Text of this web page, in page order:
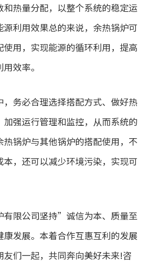
和热量分配，以整个系统的稳定运
源利用效果总的来说，余热锅炉可
使用，实现能源的循环利用，提高
效率。
，务必合理选择搭配方式、做好热
加强运行管理和监控，从而系统的
热锅炉与其他锅炉的搭配使用，不
，还可以减少环境污染，实现可
有限公司坚持”诚信为本、质量至
发展。本着合作互惠互利的发展
友们一起，共同奔向美好未来!咨